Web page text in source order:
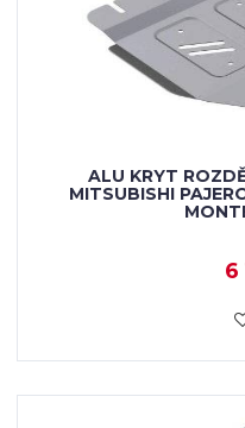
ALU KRYT
MITSUBISHI
6